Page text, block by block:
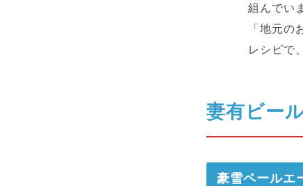
組んでい
「地元
レシピで
妻有ビー
豪雪ペールエ